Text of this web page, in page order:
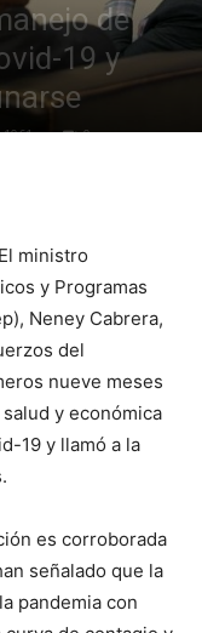
de
19 y
1061 0
ministro
y Programas
Neney Cabrera,
del
nueve meses
y económica
19 y llamó a la
es corroborada
señalado que la
pandemia con